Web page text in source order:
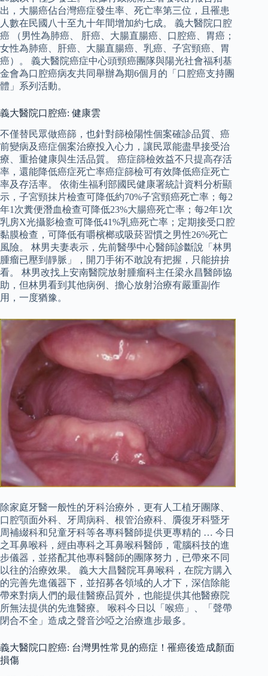
出，大腸癌佔台灣癌症發生率、死亡率第三位，且罹患
人數在民國八十至九十年間增加約七成。 義大醫院口腔
癌 （男性為肺癌、 肝癌、大腸直腸癌、口腔癌、胃癌；
女性為肺癌、肝癌、大腸直腸癌、乳癌、子宮頸癌、胃
癌）。 義大醫院癌症中心頭頸癌團隊與陽光社會福利基
金會為口腔癌病友共同舉辦為期6個月的「口腔癌支持團
體」系列活動。
義大醫院口腔癌: 健康雲
不僅替民眾做癌篩，也針對篩檢陽性個案確診品質、癌
前變病及癌症個案治療投入心力，讓民眾能盡早接受治
療、重拾健康與生活品質。 癌症篩檢效益不只提高存活
率，還能降低癌症死亡率癌症篩檢可有效降低癌症死亡
率及存活率。 依衛生福利部國民健康署統計資料分析顯
示，子宮頸抹片檢查可降低約70%子宮頸癌死亡率；每2
年1次糞便潛血檢查可降低23%大腸癌死亡率；每2年1次
乳房X光攝影檢查可降低41%乳癌死亡率；定期接受口腔
黏膜檢查，可降低有嚼檳榔或吸菸習慣之男性26%死亡
風險。 林男夫妻表示，先前醫學中心醫師診斷說「林男
腫瘤已壓到靜脈」，開刀手術不敢說有把握，只能拚拚
看。 林男改找上安南醫院放射腫瘤科主任梁永昌醫師協
助，但林男看到其他病例、擔心放射治療有嚴重副作
用，一度猶豫。
除家庭牙醫一般性的牙科治療外，更有人工植牙團隊、
口腔顎面外科、牙周病科、根管治療科、贗復牙科暨牙
周補綴科和兒童牙科等各專科醫師提供更專精的 … 今日
之耳鼻喉科，經由專科之耳鼻喉科醫師，電腦科技的進
步儀器，並搭配其他專科醫師的團隊努力，已帶來不同
以往的治療效果。 義大大昌醫院耳鼻喉科，在院方購入
的完善先進儀器下，並招募各領域的人才下，深信除能
帶來對病人們的最佳醫療品質外，也能提供其他醫療院
所無法提供的先進醫療。 喉科今日以「喉癌」、「聲帶
閉合不全」造成之聲音沙啞之治療進步最多。
義大醫院口腔癌: 台灣男性常見的癌症！罹癌後造成顏面
損傷